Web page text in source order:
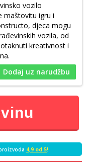
vozilo
maštovitu igru i
djeca mogu
vozila, od
kreativnost i
Dodaj uz narudžbu
4,9 od 5!